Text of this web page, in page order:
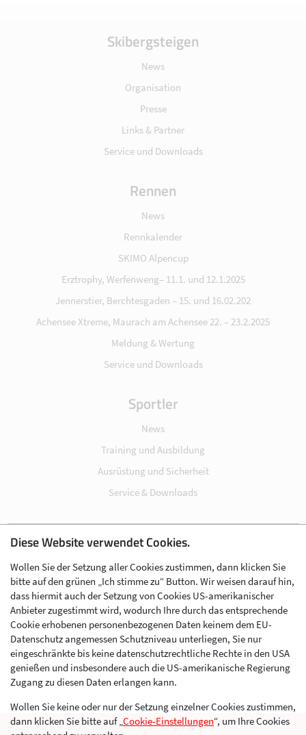
Skibergsteigen
News
Organisation
Presse
Links & Partner
Service und Downloads
Rennen
News
Rennkalender
SKIMO Alpencup
Erztrophy, Werfenweng– 11.1. und 12.1.2025
Jennerstier, Berchtesgaden – 15. und 16.02.202
Achensee Xtreme, Maurach am Achensee 22. – 23.2.2025
Meldung & Wertung
Service und Downloads
Sportler
News
Training und Ausbildung
Ausrüstung und Sicherheit
Service & Downloads
Impressum
Datenschutz
Cookie-Einstellungen
AGB
Kontakt
Werben im Skibergsteigen
Diese Website verwendet Cookies.
Wollen Sie der Setzung aller Cookies zustimmen, dann klicken Sie
bitte auf den grünen „Ich stimme zu“ Button. Wir weisen darauf hin,
dass hiermit auch der Setzung von Cookies US-amerikanischer
Anbieter zugestimmt wird, wodurch Ihre durch das entsprechende
Cookie erhobenen personenbezogenen Daten keinem dem EU-
Datenschutz angemessen Schutzniveau unterliegen, Sie nur
eingeschränkte bis keine datenschutzrechtliche Rechte in den USA
genießen und insbesondere auch die US-amerikanische Regierung
Zugang zu diesen Daten erlangen kann.
Wollen Sie keine oder nur der Setzung einzelner Cookies zustimmen,
dann klicken Sie bitte auf „Cookie-Einstellungen“, um Ihre Cookies